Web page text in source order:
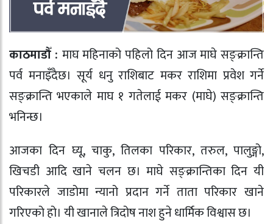
काठमाडौँ : माघ महिनाको पहिलो दिन आज माघे सङ्क्रान्ति
पर्व मनाइँदैछ। सूर्य धनु राशिबाट मकर राशिमा प्रवेश गर्ने
सङ्क्रान्ति भएकाले माघ १ गतेलाई मकर (माघे) सङ्क्रान्ति
भनिन्छ।
आजका दिन घ्यू, चाकु, तिलका परिकार, तरुल, पालुङ्गो,
खिचडी आदि खाने चलन छ। माघे सङ्क्रान्तिका दिन यी
परिकारले जाडोमा न्यानो प्रदान गर्ने ताता परिकार खाने
गरिएको हो। यी खानाले त्रिदोष नाश हुने धार्मिक विश्वास छ।